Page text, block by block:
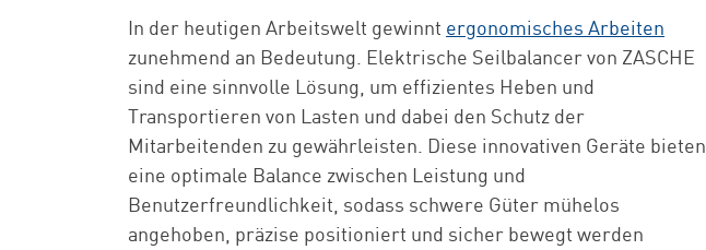
In der heutigen Arbeitswelt gewinnt ergonomisches Arbeiten
zunehmend an Bedeutung. Elektrische Seilbalancer von ZASCHE
sind eine sinnvolle Lösung, um effizientes Heben und
Transportieren von Lasten und dabei den Schutz der
Mitarbeitenden zu gewährleisten. Diese innovativen Geräte bieten
eine optimale Balance zwischen Leistung und
Benutzerfreundlichkeit, sodass schwere Güter mühelos
angehoben, präzise positioniert und sicher bewegt werden